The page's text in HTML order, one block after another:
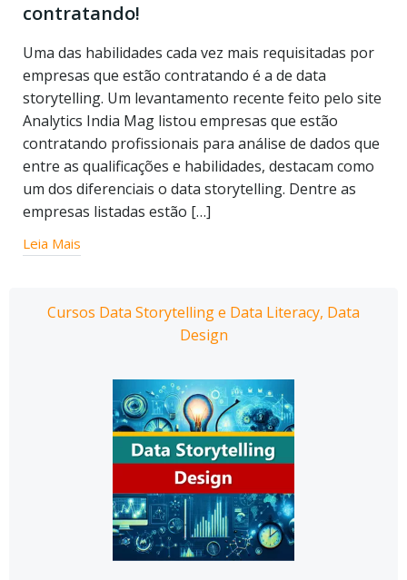
contratando!
Uma das habilidades cada vez mais requisitadas por
empresas que estão contratando é a de data
storytelling. Um levantamento recente feito pelo site
Analytics India Mag listou empresas que estão
contratando profissionais para análise de dados que
entre as qualificações e habilidades, destacam como
um dos diferenciais o data storytelling. Dentre as
empresas listadas estão […]
Leia Mais
Cursos Data Storytelling e Data Literacy, Data
Design